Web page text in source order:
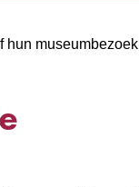
hun museumbezoek